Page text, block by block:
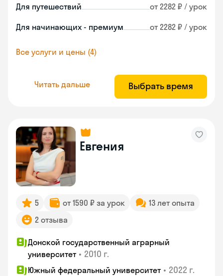
Для путешествий от 2282 ₽ / урок
Для начинающих - премиум от 2282 ₽ / урок
Все услуги и цены (4)
Читать дальше Выбрать время
Евгения
5 от 1590 ₽ за урок
13 лет опыта
2 отзыва
Донской государственный аграрный
университет • 2010 г.
Южный федеральный университет • 2022 г.